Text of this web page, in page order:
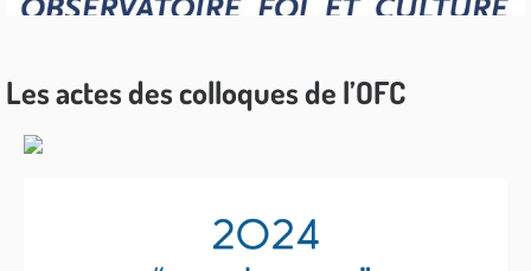
Les actes des colloques de l’OFC